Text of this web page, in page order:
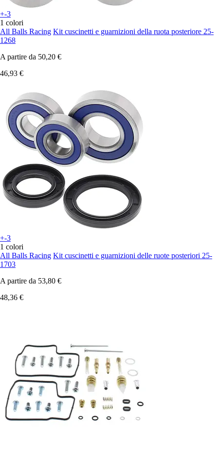
+-3
1 colori
All Balls Racing Kit cuscinetti e guarnizioni della ruota posteriore 25-
1268
A partire da 50,20 €
46,93 €
+-3
1 colori
All Balls Racing Kit cuscinetti e guarnizioni delle ruote posteriori 25-
1703
A partire da 53,80 €
48,36 €